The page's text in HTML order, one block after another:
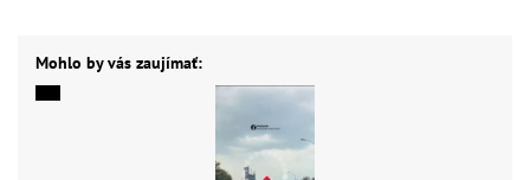
Mohlo by vás zaujímať: